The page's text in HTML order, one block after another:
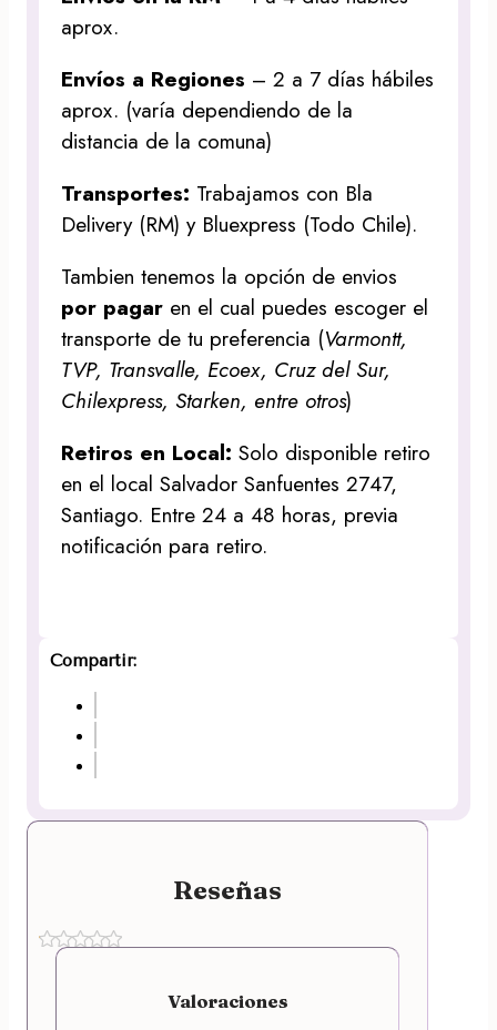
aprox.
Envíos a Regiones – 2 a 7 días hábiles
aprox. (varía dependiendo de la
distancia de la comuna)
Transportes: Trabajamos con Bla
Delivery (RM) y Bluexpress (Todo Chile).
Tambien tenemos la opción de envios
por pagar en el cual puedes escoger el
transporte de tu preferencia (Varmontt,
TVP, Transvalle, Ecoex, Cruz del Sur,
Chilexpress, Starken, entre otros)
Retiros en Local:Solo disponible retiro
en el local Salvador Sanfuentes 2747,
Santiago. Entre 24 a 48 horas, previa
notificación para retiro.
Compartir:
Reseñas
Valoraciones